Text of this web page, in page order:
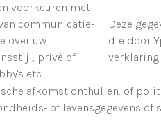
voorkeuren met
communicatie-
over uw
privé of
etc.
Deze
die door
verklaring
afkomst onthullen, of
of levensgegevens